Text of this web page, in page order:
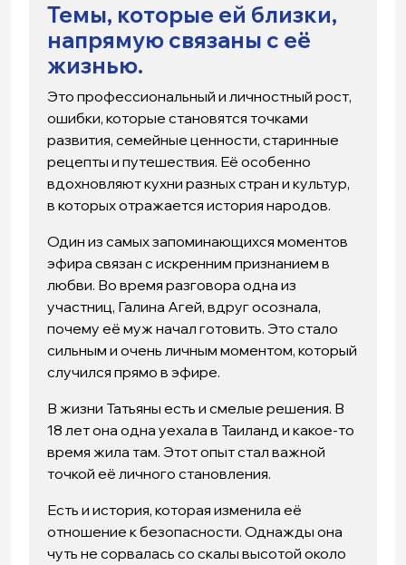
Темы, которые ей близки,
напрямую связаны с её
жизнью.
Это профессиональный и личностный рост,
ошибки, которые становятся точками
развития, семейные ценности, старинные
рецепты и путешествия. Её особенно
вдохновляют кухни разных стран и культур,
в которых отражается история народов.
Один из самых запоминающихся моментов
эфира связан с искренним признанием в
любви. Во время разговора одна из
участниц, Галина Агей, вдруг осознала,
почему её муж начал готовить. Это стало
сильным и очень личным моментом, который
случился прямо в эфире.
В жизни Татьяны есть и смелые решения. В
18 лет она одна уехала в Таиланд и какое-то
время жила там. Этот опыт стал важной
точкой её личного становления.
Есть и история, которая изменила её
отношение к безопасности. Однажды она
чуть не сорвалась со скалы высотой около